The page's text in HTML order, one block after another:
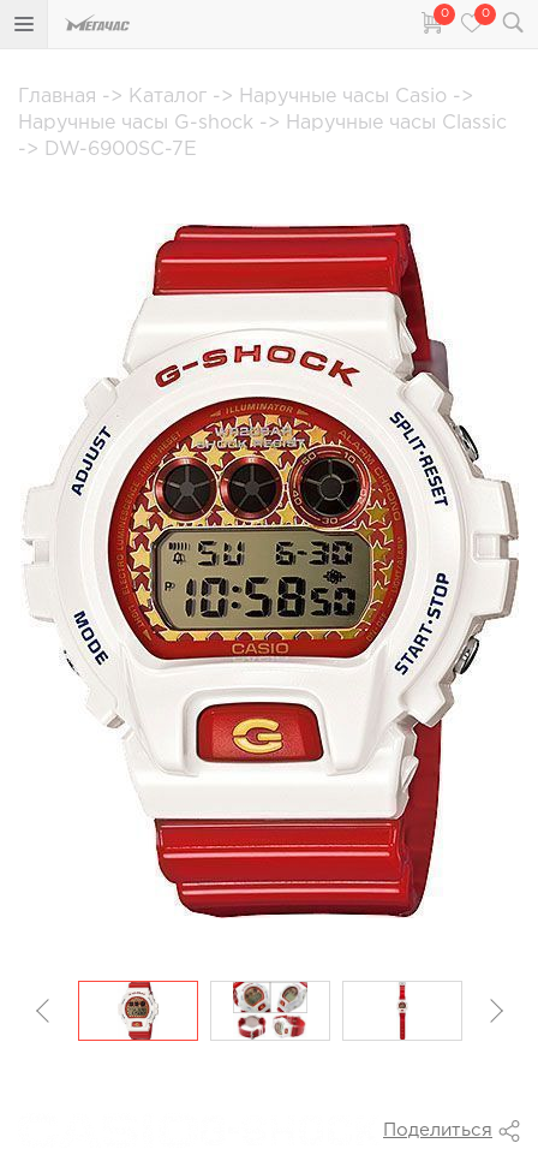
0 0
Главная -> Каталог -> Наручные часы Casio ->
Наручные часы G-shock -> Наручные часы Classic
-> DW-6900SC-7E
Поделиться